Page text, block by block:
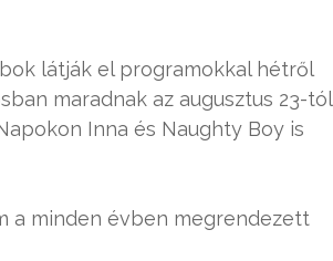
látják el programokkal hétről
maradnak az augusztus 23-tól
Inna és Naughty Boy is
a minden évben megrendezett